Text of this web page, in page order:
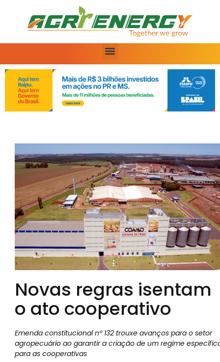
Novas regras isentam
o ato cooperativo
Emenda constitucional nº 132 trouxe avanços para o setor
agropecuário ao garantir a criação de um regime
para as cooperativas